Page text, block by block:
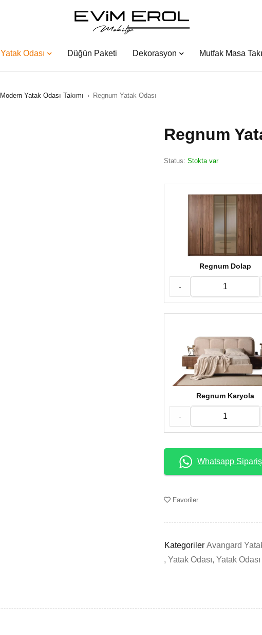
Yatak Odası Düğün Paketi Dekorasyon Mutfak Masa
Modern Yatak Odası Takımı › Regnum Yatak Odası
Regnum
Status: Stokta var
Regnum Dolap
-
Regnum Karyola
-
Whatsapp Sipariş
Favoriler
Kategoriler Avangard
,Yatak Odası,Yatak Odası